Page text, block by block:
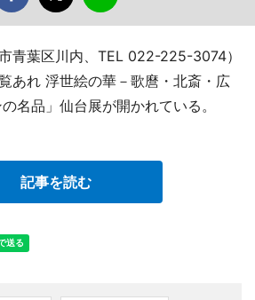
青葉区川内、TEL 022-225-3074）
あれ 浮世絵の華－歌麿・北斎・広
名品」仙台展が開かれている。
記事を読む